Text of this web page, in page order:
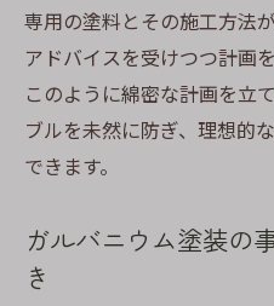
専用の塗料とその施工方法
アドバイスを受けつつ計画
このように綿密な計画を立
ブルを未然に防ぎ、理想的
できます。
ガルバニウム塗装の
き